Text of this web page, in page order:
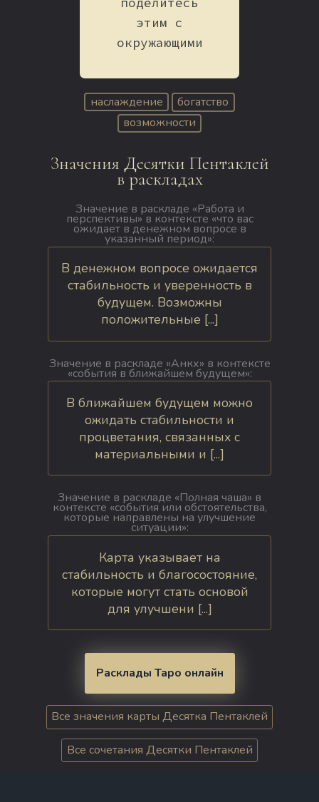
поделитесь
этим с
окружающими
наслаждение
богатство
возможности
Значения Десятки Пентаклей
в раскладах
Значение в раскладе «Работа и
перспективы» в контексте «что вас
ожидает в денежном вопросе в
указанный период»:
В денежном вопросе ожидается
стабильность и уверенность в
будущем. Возможны
положительные [...]
Значение в раскладе «Анкх» в контексте
«события в ближайшем будущем»:
В ближайшем будущем можно
ожидать стабильности и
процветания, связанных с
материальными и [...]
Значение в раскладе «Полная чаша» в
контексте «события или обстоятельства,
которые направлены на улучшение
ситуации»:
Карта указывает на
стабильность и благосостояние,
которые могут стать основой
для улучшени [...]
Расклады Таро онлайн
Все значения карты Десятка Пентаклей
Все сочетания Десятки Пентаклей